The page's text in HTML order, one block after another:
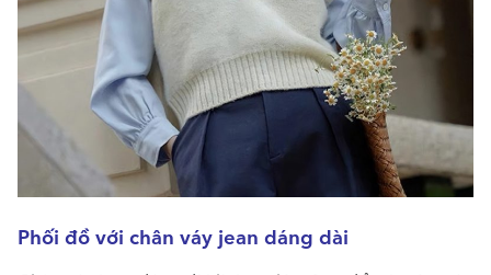
Phối đồ với chân váy jean dáng dài